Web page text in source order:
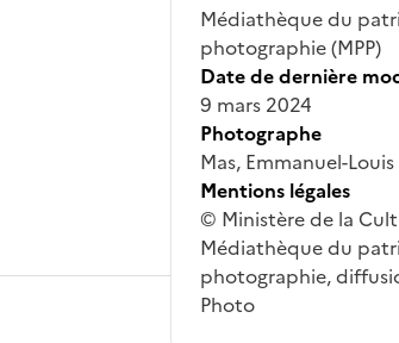
Médiathèque du
photographie (MPP)
Date de dernière
9 mars 2024
Photographe
Mas, Emmanuel-Louis
Mentions légales
© Ministère de la
Médiathèque du
photographie,
Photo